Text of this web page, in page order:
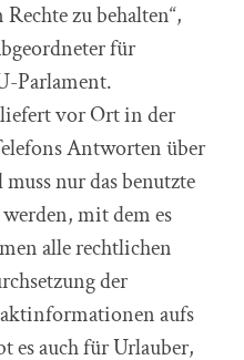
zu behalten“,
für
Parlament.
liefert vor Ort in der
Antworten über
nur das benutzte
mit dem es
alle rechtlichen
der
aufs
es auch für Urlauber,